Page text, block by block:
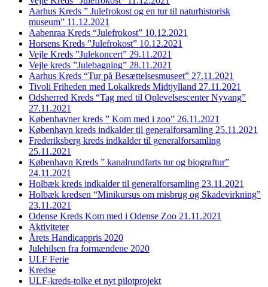
Aarhus Kreds ” Julefrokost og en tur til naturhistorisk
museum” 11.12.2021
Aabenraa Kreds “Julefrokost” 10.12.2021
Horsens Kreds ”Julefrokost” 10.12.2021
Vejle Kreds ”Julekoncert” 29.11.2021
Vejle kreds ”Julebagning” 28.11.2021
Aarhus Kreds “Tur på Besættelsesmuseet” 27.11.2021
Tivoli Friheden med Lokalkreds Midtjylland 27.11.2021
Odsherred Kreds “Tag med til Oplevelsescenter Nyvang”
27.11.2021
Københavner kreds ” Kom med i zoo” 26.11.2021
København kreds indkalder til generalforsamling 25.11.2021
Frederiksberg kreds indkalder til generalforsamling
25.11.2021
København Kreds ” kanalrundfarts tur og biograftur”
24.11.2021
Holbæk kreds indkalder til generalforsamling 23.11.2021
Holbæk kredsen “Minikursus om misbrug og Skadevirkning”
23.11.2021
Odense Kreds Kom med i Odense Zoo 21.11.2021
Aktiviteter
Årets Handicappris 2020
Julehilsen fra formændene 2020
ULF Ferie
Kredse
ULF-kreds-tolke et nyt pilotprojekt